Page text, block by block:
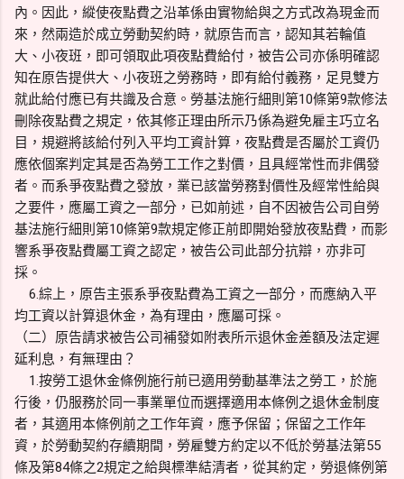
內。因此，縱使夜點費之沿革係由實物給與之方式改為現金而
來，然兩造於成立勞動契約時，就原告而言，認知其若輪值
大、小夜班，即可領取此項夜點費給付，被告公司亦係明確認
知在原告提供大、小夜班之勞務時，即有給付義務，足見雙方
就此給付應已有共識及合意。勞基法施行細則第10條第9款修法
刪除夜點費之規定，依其修正理由所示乃係為避免雇主巧立名
目，規避將該給付列入平均工資計算，夜點費是否屬於工資仍
應依個案判定其是否為勞工工作之對價，且具經常性而非偶發
者。而系爭夜點費之發放，業已該當勞務對價性及經常性給與
之要件，應屬工資之一部分，已如前述，自不因被告公司自勞
基法施行細則第10條第9款規定修正前即開始發放夜點費，而影
響系爭夜點費屬工資之認定，被告公司此部分抗辯，亦非可
採。
6.綜上，原告主張系爭夜點費為工資之一部分，而應納入平
均工資以計算退休金，為有理由，應屬可採。
（二）原告請求被告公司補發如附表所示退休金差額及法定遲
延利息，有無理由？
1.按勞工退休金條例施行前已適用勞動基準法之勞工，於施
行後，仍服務於同一事業單位而選擇適用本條例之退休金制度
者，其適用本條例前之工作年資，應予保留；保留之工作年
資，於勞動契約存續期間，勞雇雙方約定以不低於勞基法第55
條及第84條之2規定之給與標準結清者，從其約定，勞退條例第